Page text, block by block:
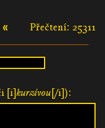
Přečtení: 25311
[i]kurzívou[/i]):